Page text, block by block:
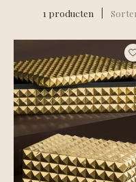
1 producten